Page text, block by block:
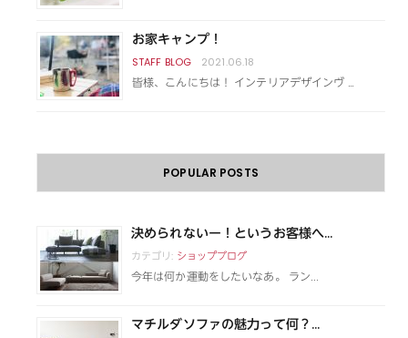
お家キャンプ！
2021.06.18
皆様、こんにちは！ インテリアデザインヴ …
POPULAR POSTS
決められないー！というお客様へ...
カテゴリ: ショップブログ
今年は何か運動をしたいなあ。 ラン...
マチルダソファの魅力って何？...